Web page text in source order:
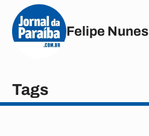
Felipe Nunes
Tags